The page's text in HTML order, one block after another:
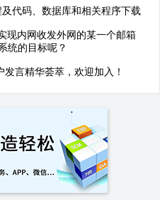
代码、数据库和相关程序下载
现内网收发外网的某一个邮箱
统的目标呢？
言精华荟萃，欢迎加入！